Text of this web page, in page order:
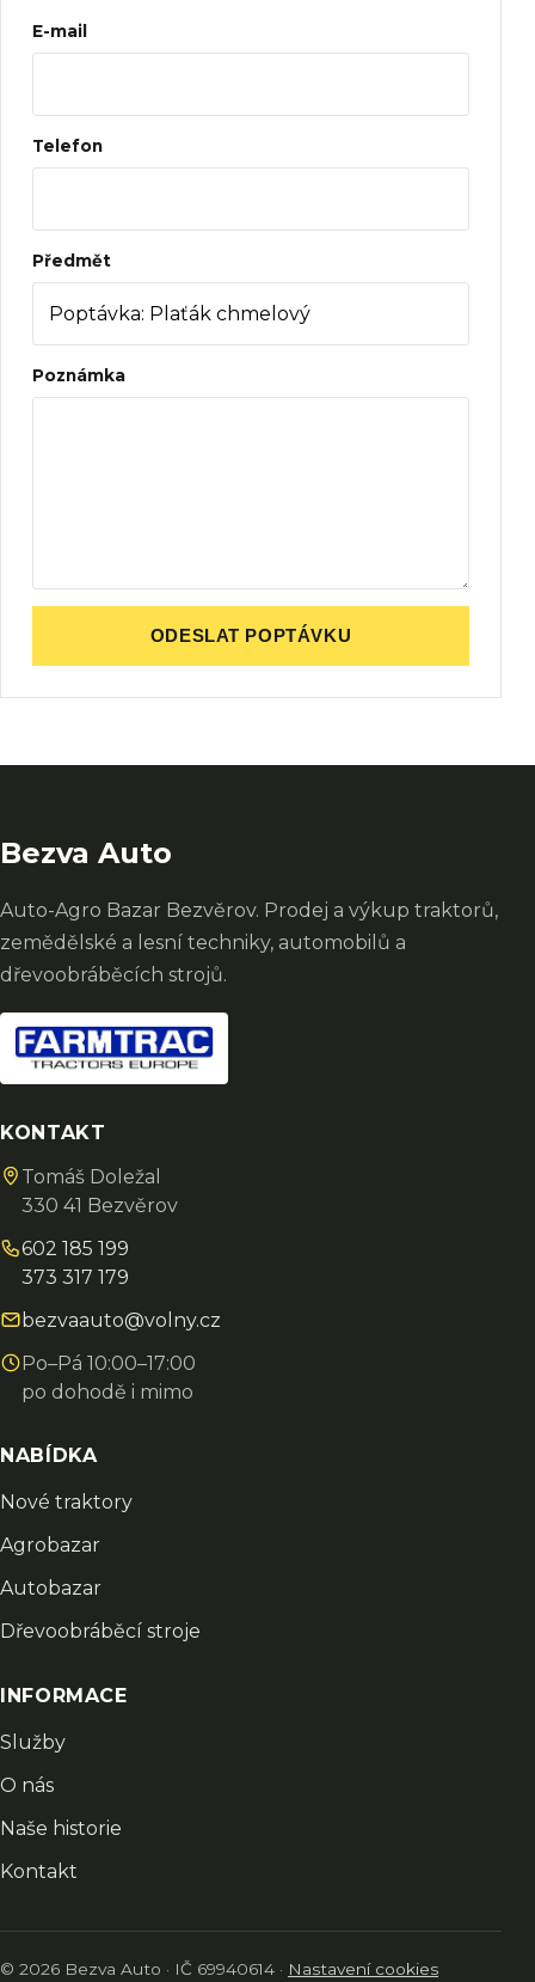
Web
E-mail
Telefon
Předmět
Poznámka
ODESLAT POPTÁVKU
Bezva Auto
Auto-Agro Bazar Bezvěrov. Prodej a výkup traktorů,
zemědělské a lesní techniky, automobilů a
dřevoobráběcích strojů.
KONTAKT
Tomáš Doležal
330 41 Bezvěrov
602 185 199
373 317 179
bezvaauto@volny.cz
Po–Pá 10:00–17:00
po dohodě i mimo
NABÍDKA
Nové traktory
Agrobazar
Autobazar
Dřevoobráběcí stroje
INFORMACE
Služby
O nás
Naše historie
Kontakt
© 2026 Bezva Auto · IČ 69940614 · Nastavení cookies